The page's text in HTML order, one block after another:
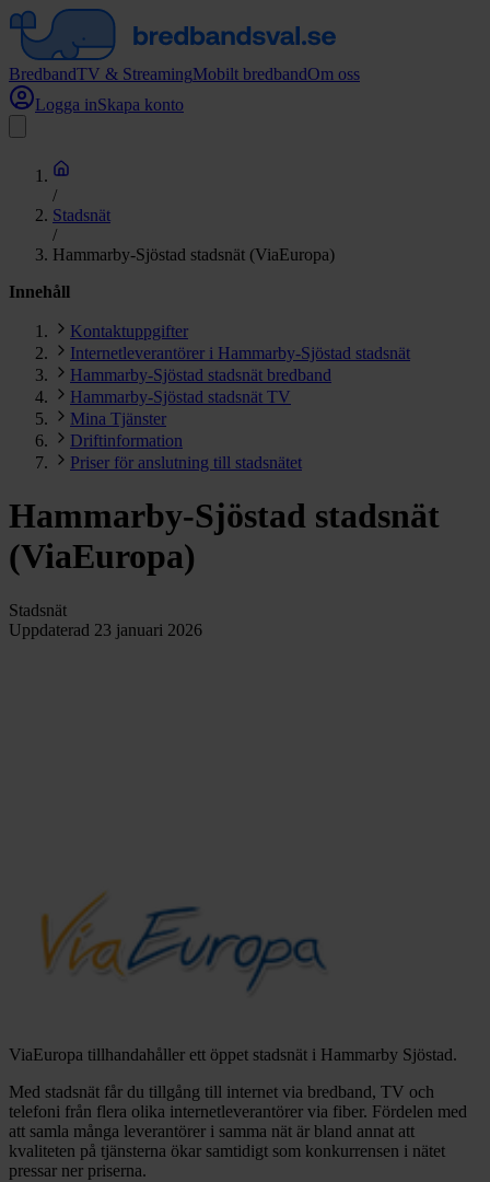
BredbandTV & StreamingMobilt bredbandOm oss
Logga inSkapa konto
/
Stadsnät
/
Hammarby-Sjöstad stadsnät (ViaEuropa)
Innehåll
Kontaktuppgifter
Internetleverantörer i Hammarby-Sjöstad stadsnät
Hammarby-Sjöstad stadsnät bredband
Hammarby-Sjöstad stadsnät TV
Mina Tjänster
Driftinformation
Priser för anslutning till stadsnätet
Hammarby-Sjöstad stadsnät
(ViaEuropa)
Stadsnät
Uppdaterad 23 januari 2026
ViaEuropa tillhandahåller ett öppet stadsnät i Hammarby Sjöstad.
Med stadsnät får du tillgång till internet via bredband, TV och
telefoni från flera olika internetleverantörer via fiber. Fördelen med
att samla många leverantörer i samma nät är bland annat att
kvaliteten på tjänsterna ökar samtidigt som konkurrensen i nätet
pressar ner priserna.